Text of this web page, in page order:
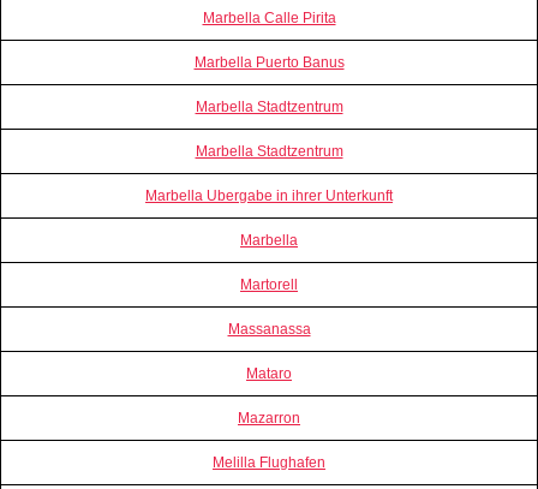
Marbella Calle Pirita
Marbella Puerto Banus
Marbella Stadtzentrum
Marbella Stadtzentrum
Marbella Ubergabe in ihrer Unterkunft
Marbella
Martorell
Massanassa
Mataro
Mazarron
Melilla Flughafen